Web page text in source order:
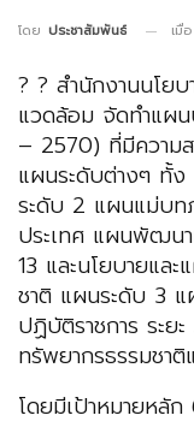
โดย ประชาสัมพันธ์ เมื่อ
? ? สำนักงานนโย
แวดล้อม จัดทำแผ
– 2570) ที่มีความ
แผนระดับต่างๆ ทั้
ระดับ 2 แผนแม่บท
ประเทศ แผนพัฒน
13 และนโยบายแล
ชาติ แผนระดับ 3
ปฏิบัติราชการ ระ
ทรัพยากรธรรมชา
โดยมีเป้าหมายหลั